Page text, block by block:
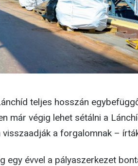
teljes hosszán
már végig lehet sétálni a
a forgalomnak –
egy évvel a pályaszerkezet